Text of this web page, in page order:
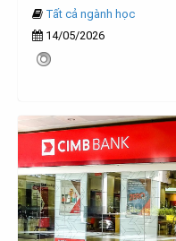
Tất cả ngành học
14/05/2026